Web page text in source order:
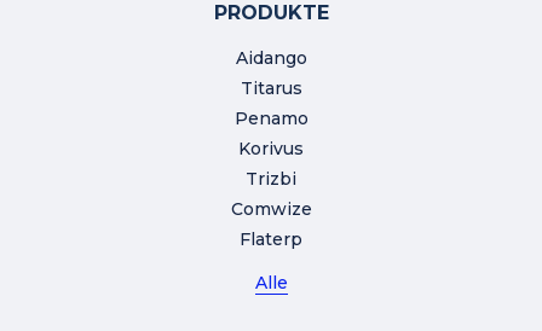
PRODUKTE
Aidango
Titarus
Penamo
Korivus
Trizbi
Comwize
Flaterp
Alle